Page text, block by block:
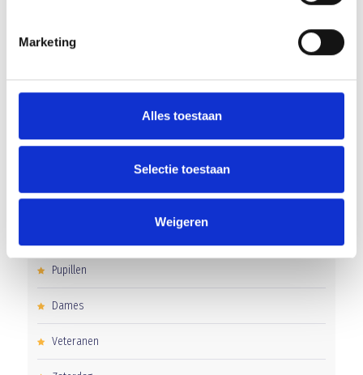
Marketing
Alles toestaan
Selectie toestaan
Weigeren
Word jij de volgende Pupil van de Week bij BlauwGeel?
Senioren
Pupillen
Dames
Veteranen